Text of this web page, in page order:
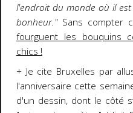
l'endroit du monde où il
bonheur." Sans compter
fourguent les bouquins
chics !
+ Je cite Bruxelles par
l'anniversaire cette
d'un dessin, dont le côté